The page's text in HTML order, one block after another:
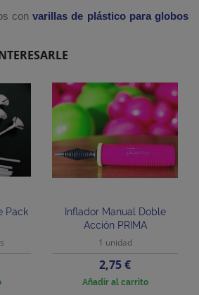
con varillas de plástico para globos
Pack
Inflador Manual Doble
Acción PRIMA
1 unidad
Precio
2,75 €
Añadir al carrito